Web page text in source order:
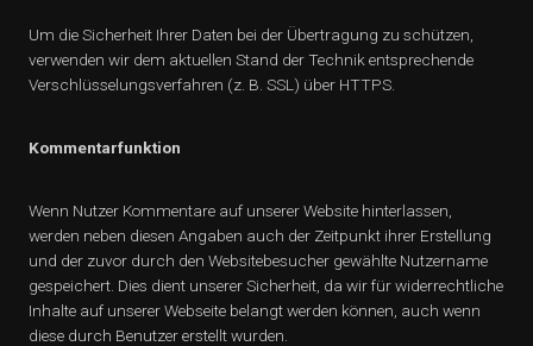
Um die Sicherheit Ihrer Daten bei der Übertragung zu schützen,
verwenden wir dem aktuellen Stand der Technik entsprechende
Verschlüsselungsverfahren (z. B. SSL) über HTTPS.
Kommentarfunktion
Wenn Nutzer Kommentare auf unserer Website hinterlassen,
werden neben diesen Angaben auch der Zeitpunkt ihrer Erstellung
und der zuvor durch den Websitebesucher gewählte Nutzername
gespeichert. Dies dient unserer Sicherheit, da wir für widerrechtliche
Inhalte auf unserer Webseite belangt werden können, auch wenn
diese durch Benutzer erstellt wurden.